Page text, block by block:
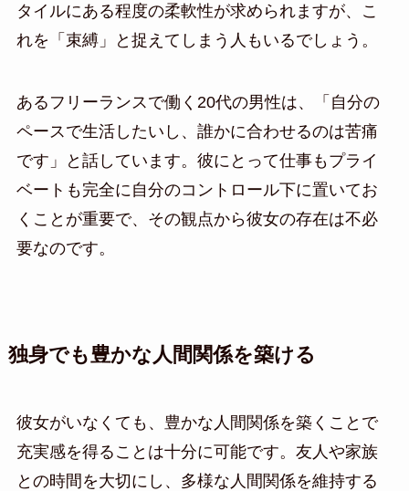
タイルにある程度の柔軟性が求められますが、こ
れを「束縛」と捉えてしまう人もいるでしょう。
あるフリーランスで働く20代の男性は、「自分の
ペースで生活したいし、誰かに合わせるのは苦痛
です」と話しています。彼にとって仕事もプライ
ベートも完全に自分のコントロール下に置いてお
くことが重要で、その観点から彼女の存在は不必
要なのです。
独身でも豊かな人間関係を築ける
彼女がいなくても、豊かな人間関係を築くことで
充実感を得ることは十分に可能です。友人や家族
との時間を大切にし、多様な人間関係を維持する